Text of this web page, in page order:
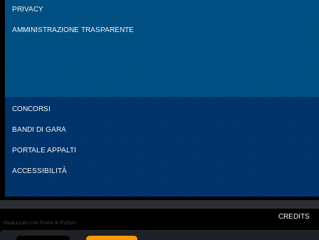
PRIVACY
AMMINISTRAZIONE TRASPARENTE
CONCORSI
BANDI DI GARA
PORTALE APPALTI
ACCESSIBILITÀ
CREDITS
Realizzato con Plone & Python